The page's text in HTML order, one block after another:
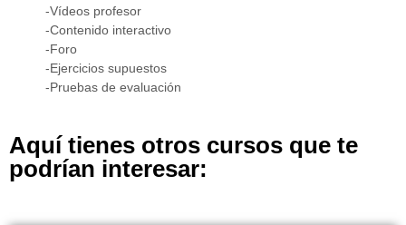
-Vídeos profesor
-Contenido interactivo
-Foro
-Ejercicios supuestos
-Pruebas de evaluación
Aquí tienes otros cursos que te
podrían interesar: